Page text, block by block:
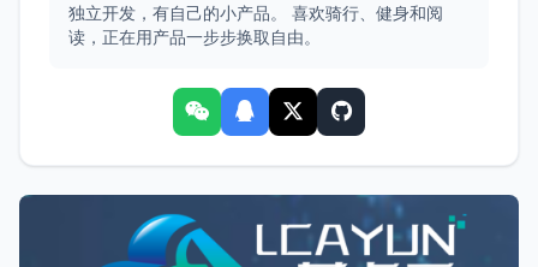
独立开发，有自己的小产品。 喜欢骑行、健身和阅
读，正在用产品一步步换取自由。